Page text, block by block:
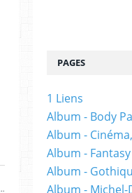
FILMS
…
PAGES
1 Liens
Album - Body
Album -
Album -
Album -
Album -